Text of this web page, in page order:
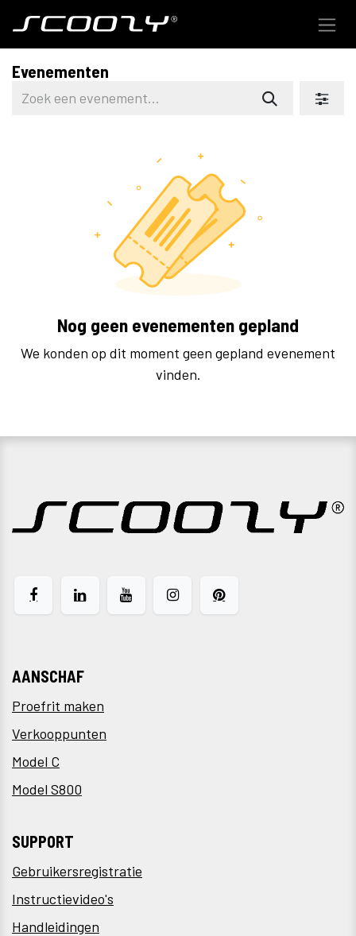
Evenementen
Nog geen evenementen gepland
We konden op dit moment geen gepland evenement
vinden.
AANSCHAF
Proefrit maken
Verkooppunten
Model C
Model S800
SUPPORT
Gebruikersregistratie
Instructievideo's
Handleidingen